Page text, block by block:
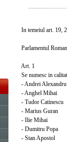
In temeiul art. 19,
Parlamentul
Art. 1
Se numesc in
- Andrei Alexandru
- Anghel Mihai
- Tudor Catinescu
- Marius Guran
- Ilie Mihai
- Dumitru Popa
- Stan Apostol